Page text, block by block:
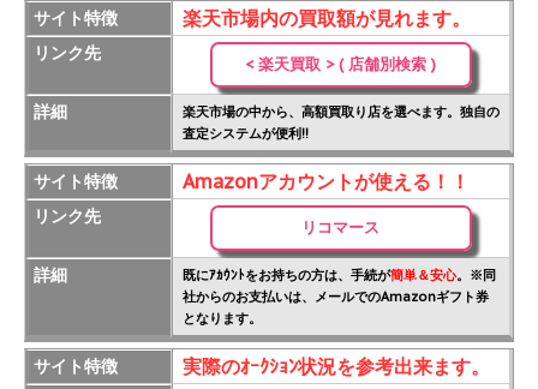
サイト特徴 楽天市場内の買取額が見れます。
リンク先
< 楽天買取 > ( 店舗別検索 )
詳細
楽天市場の中から、高額買取り店を選べます。独自の
査定システムが便利!!
サイト特徴 Amazonアカウントが使える！！
リンク先
リコマース
詳細 既にｱｶｳﾝﾄをお持ちの方は、手続が簡単＆安心。※同
社からのお支払いは、メールでのAmazonギフト券
となります。
サイト特徴 実際のｵｰｸｼｮﾝ状況を参考出来ます。